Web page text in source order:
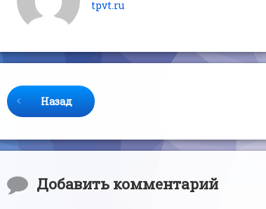
tpvt.ru
Продолжайте читать
Назад
Комментарии
Добавить комментарий